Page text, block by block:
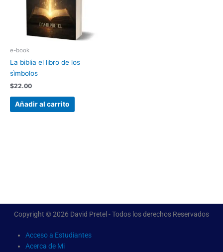
e-book
La biblia el libro de los
sìmbolos
$22.00
Añadir al carrito
Copyright © 2026 David Pretel - Todos los derechos Reservados
Acceso a Estudiantes
Acerca de Mi